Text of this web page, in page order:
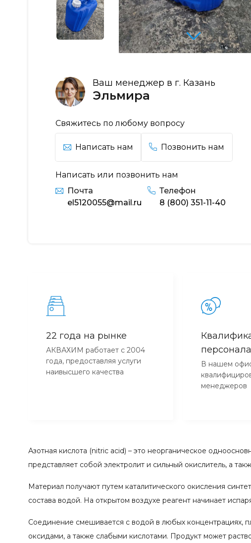
Ваш менеджер в г. Казань
Эльмира
Свяжитесь по любому вопросу
Написать нам Позвонить нам
Написать или позвонить нам
Почта
el5120055@mail.ru
Телефон
8 (800) 351-11-40
22 года на рынке
АКВАХИМ работает с 2004
года, предоставляя услуги
наивысшего качества
персонала
В нашем
менеджеров
Азотная кислота (nitric acid) – это неорганическое
представляет собой электролит и сильный окислитель, а
Материал получают путем каталитического окисления
состава водой. На открытом воздухе реагент начинает
Соединение смешивается с водой в любых концентрациях,
оксидами, а также слабыми кислотами. Продукт может